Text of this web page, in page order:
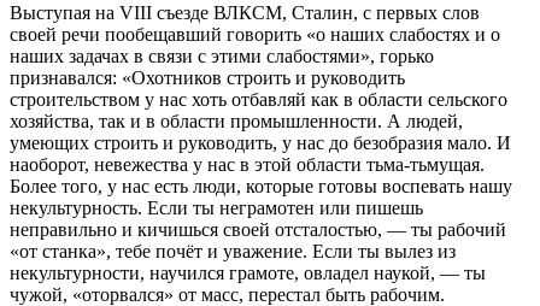
Выступая на VIII съезде ВЛКСМ, Сталин, с первых слов
своей речи пообещавший говорить «о наших слабостях и о
наших задачах в связи с этими слабостями», горько
признавался: «Охотников строить и руководить
строительством у нас хоть отбавляй как в области сельского
хозяйства, так и в области промышленности. А людей,
умеющих строить и руководить, у нас до безобразия мало. И
наоборот, невежества у нас в этой области тьма-тьмущая.
Более того, у нас есть люди, которые готовы воспевать нашу
некультурность. Если ты неграмотен или пишешь
неправильно и кичишься своей отсталостью, — ты рабочий
«от станка», тебе почёт и уважение. Если ты вылез из
некультурности, научился грамоте, овладел наукой, — ты
чужой, «оторвался» от масс, перестал быть рабочим.